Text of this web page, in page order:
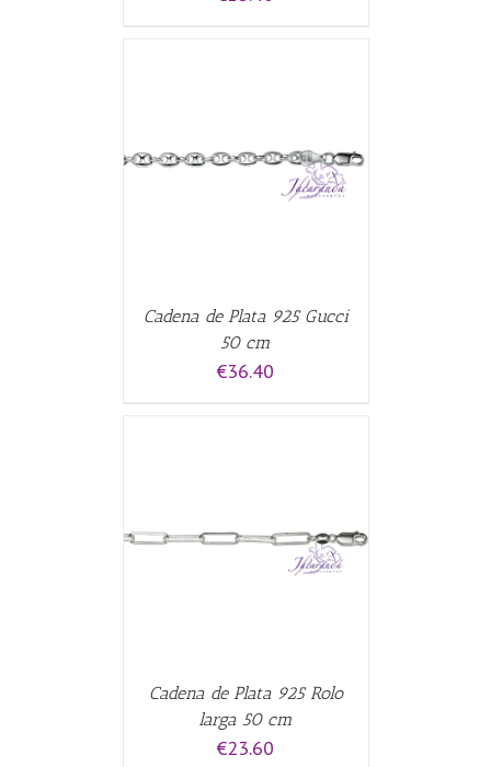
Cadena de Plata 925 Gucci
50 cm
€36.40
Cadena de Plata 925 Rolo
larga 50 cm
€23.60